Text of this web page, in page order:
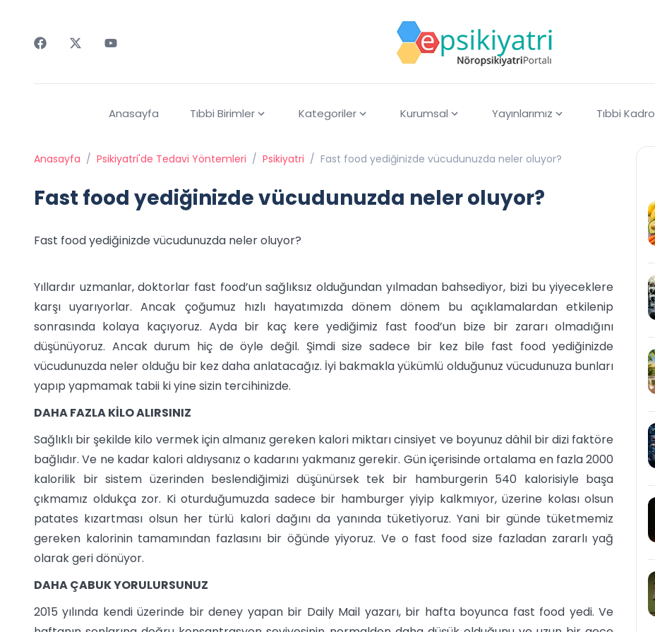
Anasayfa Tıbbi Birimler Kategoriler Kurumsal Yayınlarımız Tıbbi Kadro
Anasayfa / Psikiyatri'de Tedavi Yöntemleri / Psikiyatri / Fast food yediğinizde vücudunuzda neler oluyor?
Fast food yediğinizde vücudunuzda neler oluyor?
Fast food yediğinizde vücudunuzda neler oluyor?
Yıllardır uzmanlar, doktorlar fast food’un sağlıksız olduğundan yılmadan bahsediyor, bizi bu yiyeceklere
karşı uyarıyorlar. Ancak çoğumuz hızlı hayatımızda dönem dönem bu açıklamalardan etkilenip
sonrasında kolaya kaçıyoruz. Ayda bir kaç kere yediğimiz fast food’un bize bir zararı olmadığını
düşünüyoruz. Ancak durum hiç de öyle değil. Şimdi size sadece bir kez bile fast food yediğinizde
vücudunuzda neler olduğu bir kez daha anlatacağız. İyi bakmakla yükümlü olduğunuz vücudunuza bunları
yapıp yapmamak tabii ki yine sizin tercihinizde.
DAHA FAZLA KİLO ALIRSINIZ
Sağlıklı bir şekilde kilo vermek için almanız gereken kalori miktarı cinsiyet ve boyunuz dâhil bir dizi faktöre
bağlıdır. Ve ne kadar kalori aldıysanız o kadarını yakmanız gerekir. Gün içerisinde ortalama en fazla 2000
kalorilik bir sistem üzerinden beslendiğimizi düşünürsek tek bir hamburgerin 540 kalorisiyle başa
çıkmamız oldukça zor. Ki oturduğumuzda sadece bir hamburger yiyip kalkmıyor, üzerine kolası olsun
patates kızartması olsun her türlü kalori dağını da yanında tüketiyoruz. Yani bir günde tüketmemiz
gereken kalorinin tamamından fazlasını bir öğünde yiyoruz. Ve o fast food size fazladan zararlı yağ
olarak geri dönüyor.
DAHA ÇABUK YORULURSUNUZ
2015 yılında kendi üzerinde bir deney yapan bir Daily Mail yazarı, bir hafta boyunca fast food yedi. Ve